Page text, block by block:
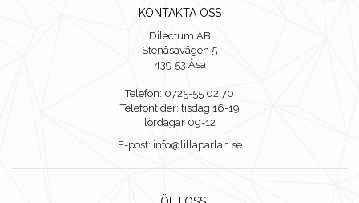
KONTAKTA OSS
Dilectum AB
Stenåsavägen 5
439 53 Åsa
Telefon: 0725-55 02 70
Telefontider: tisdag 16-19
lördagar 09-12
E-post: info@lillaparlan.se